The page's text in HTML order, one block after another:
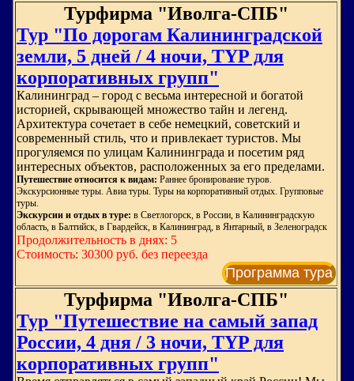
Турфирма "Иволга-СПБ"
Тур "По дорогам Калининградской
земли, 5 дней / 4 ночи, TYP для
корпоративных групп"
Калининград – город с весьма интересной и богатой
историей, скрывающей множество тайн и легенд.
Архитектура сочетает в себе немецкий, советский и
современный стиль, что и привлекает туристов. Мы
прогуляемся по улицам Калининграда и посетим ряд
интересных объектов, расположенных за его пределами.
Путешествие относится к видам: Раннее бронирование туров.
Экскурсионные туры. Авиа туры. Туры на корпоративный отдых. Групповые
туры.
Экскурсии и отдых в туре: в Светлогорск, в России, в Калининградскую
область, в Балтийск, в Гвардейск, в Калининград, в Янтарный, в Зеленоградск
Продолжительность в днях: 5
Стоимость: 30300 руб. без переезда
Программа тура
Турфирма "Иволга-СПБ"
Тур "Путешествие на самый запад
России, 4 дня / 3 ночи, TYP для
корпоративных групп"